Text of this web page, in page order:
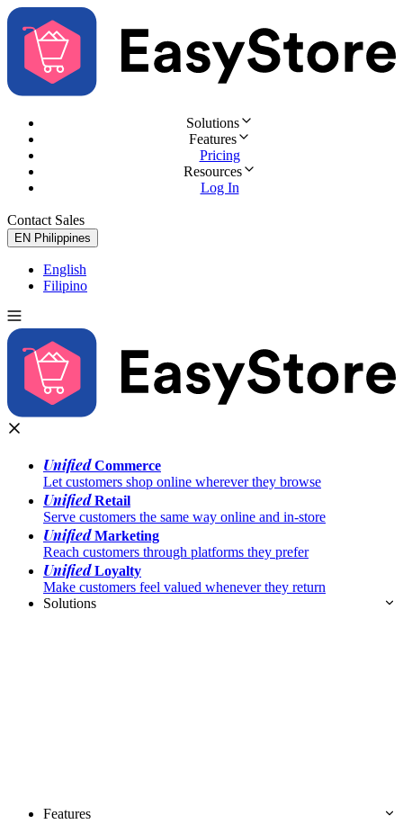
Solutions
Features
Pricing
Resources
Log In
Contact Sales
EN Philippines
English
Filipino
UnifiedCommerce
Let customers shop online wherever they browse
UnifiedRetail
Serve customers the same way online and in-store
UnifiedMarketing
Reach customers through platforms they prefer
UnifiedLoyalty
Make customers feel valued whenever they return
Solutions
Features